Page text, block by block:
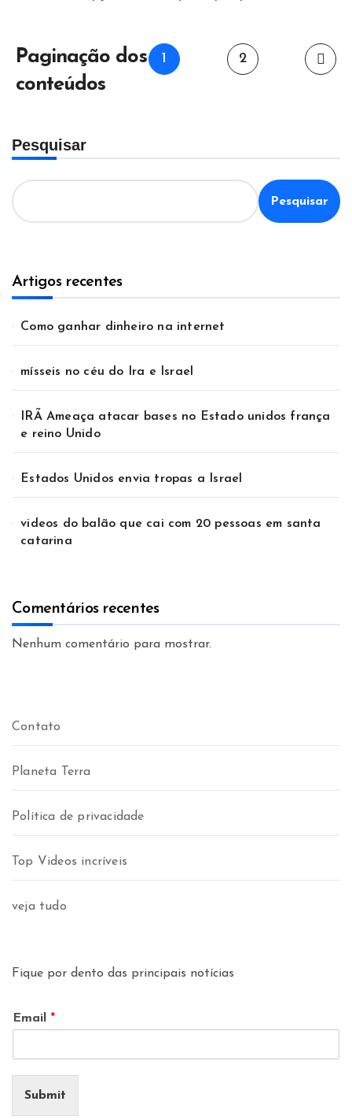
Paginação dos
conteúdos
1 2
Pesquisar
Pesquisar
Artigos recentes
Como ganhar dinheiro na internet
mísseis no céu do Ira e Israel
IRÃ Ameaça atacar bases no Estado unidos frança
e reino Unido
Estados Unidos envia tropas a Israel
videos do balão que cai com 20 pessoas em santa
catarina
Comentários recentes
Nenhum comentário para mostrar.
Contato
Planeta Terra
Política de privacidade
Top Videos incríveis
veja tudo
Fique por dento das principais notícias
Email *
Submit